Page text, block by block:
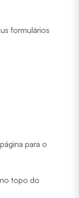
formulários
para o
no topo do